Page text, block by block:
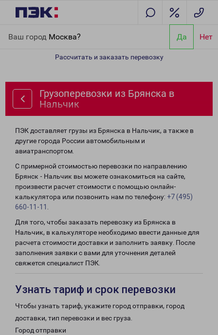
Ваш город Москва? Да Нет
Рассчитать и заказать перевозку
Грузоперевозки из Брянска в
Нальчик
ПЭК доставляет грузы из Брянска в Нальчик, а также в
другие города России автомобильным и
авиатранспортом.
С примерной стоимостью перевозки по направлению
Брянск - Нальчик вы можете ознакомиться на сайте,
произвести расчет стоимости с помощью онлайн-
калькулятора или позвонить нам по телефону: +7 (495)
660-11-11
Для того, чтобы заказать перевозку из Брянска в
Нальчик, в калькуляторе необходимо ввести данные для
расчета стоимости доставки и заполнить заявку. После
заполнения заявки с вами для уточнения деталей
свяжется специалист ПЭК.
Узнать тариф и срок перевозки
Чтобы узнать тариф, укажите город отправки, город
доставки, тип перевозки и вес груза.
Город отправки